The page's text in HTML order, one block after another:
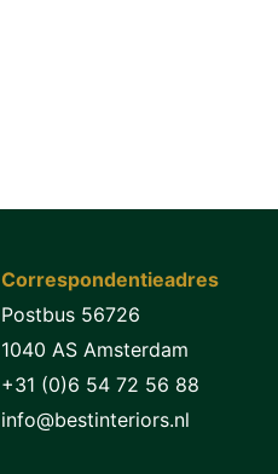
Correspondentieadres
Postbus 56726
1040 AS Amsterdam
+31 (0)6 54 72 56 88
info@bestinteriors.nl